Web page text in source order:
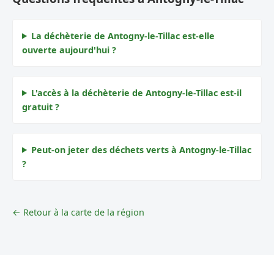
La déchèterie de Antogny-le-Tillac est-elle
ouverte aujourd'hui ?
L'accès à la déchèterie de Antogny-le-Tillac est-il
gratuit ?
Peut-on jeter des déchets verts à Antogny-le-Tillac
?
← Retour à la carte de la région